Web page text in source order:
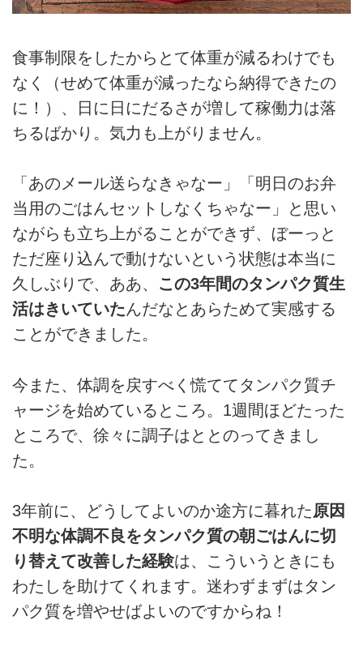
食事制限をしたからとて体重が減るわけでも
なく（せめて体重が減ったなら納得できたの
に！）、日に日にだるさが増して稼働力は落
ちるばかり。気力も上がりません。
「あのメール送らなきゃなー」「明日のお弁
当用のごはんセットしなくちゃなー」と思い
ながらも立ち上がることができず、ぼーっと
ただ座り込んで動けないという状態は本当に
久しぶりで、ああ、 この3年間のタンパク質生
活はきいていたんだなとあらためて実感する
ことができました。
今また、体調を戻すべく慌ててタンパク質チ
ャージを始めているところ。1週間ほどたった
ところで、徐々に調子はととのってきまし
た。
3年前に、どうしてよいのか途方に暮れた原因
不明な体調不良をタンパク質の朝ごはんに切
り替えて改善した経験は、こういうときにも
わたしを助けてくれます。迷わずまずはタン
パク質を増やせばよいのですからね！